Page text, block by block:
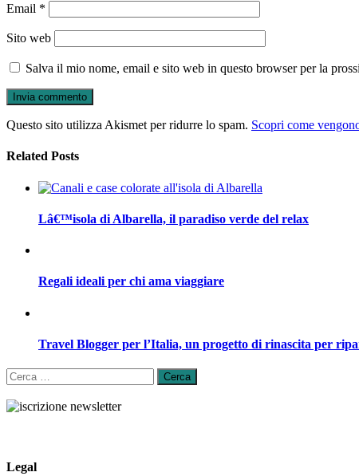
Email *
Sito web
Salva il mio nome, email e sito web in questo browser per la
Questo sito utilizza Akismet per ridurre lo spam. Scopri come
Related Posts
Lâ€™isola di Albarella, il paradiso verde del relax
Regali ideali per chi ama viaggiare
Travel Blogger per l’Italia, un progetto di rinascita per
Ricerca
per:
Legal